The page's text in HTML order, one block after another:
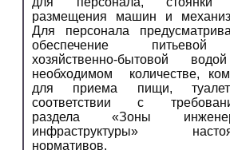
размещения машин и
Для персонала
обеспечение
хозяйственно-бытовой
необходимом количестве,
для приема пищи,
соответствии с
раздела «Зоны
инфраструктуры»
нормативов.